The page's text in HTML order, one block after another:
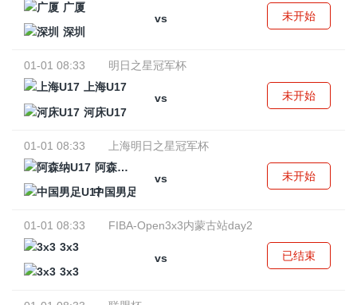
广厦
vs
深圳
未开始
01-01 08:33
明日之星冠军杯
上海U17
vs
河床U17
未开始
01-01 08:33
上海明日之星冠军杯
阿森纳U17
vs
中国男足U17
未开始
01-01 08:33
FIBA-Open3x3内蒙古站day2
3x3
vs
3x3
已结束